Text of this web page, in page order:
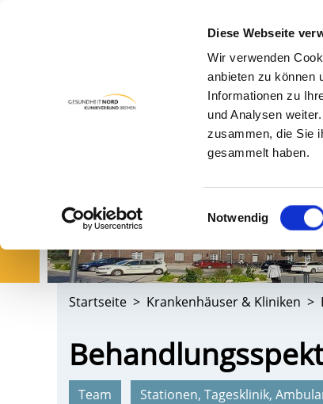
Diese Webseite
Wir verwenden
anbieten zu können
Informationen zu
und Analysen
zusammen, die Sie
gesammelt haben.
Einwilligungsauswahl
Notwendig
Startseite Krankenhäuser & Kliniken
Team Stationen, Tagesklinik,